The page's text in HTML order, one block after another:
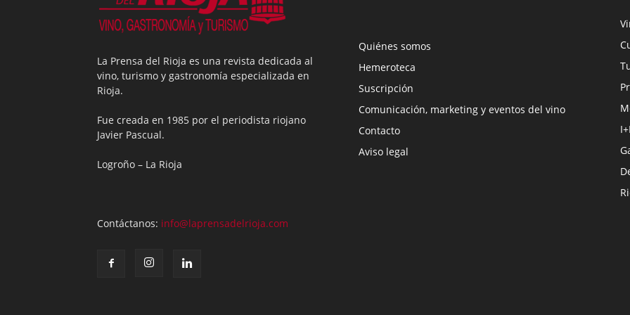
La Prensa del Rioja es una revista dedicada al
vino, turismo y gastronomía especializada en
Rioja.
Fue creada en 1985 por el periodista riojano
Javier Pascual.
Logroño – La Rioja
Contáctanos: info@laprensadelrioja.com
Quiénes somos
Hemeroteca
Suscripción
Comunicación, marketing y eventos del vino
Contacto
Aviso legal